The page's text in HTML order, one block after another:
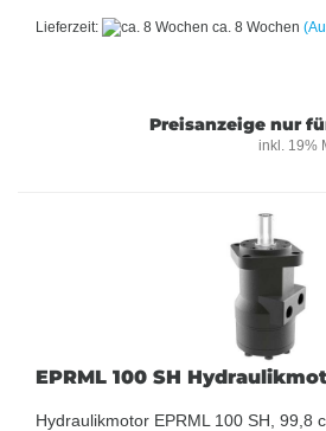
Lieferzeit: ca. 8 Wochen
Preisanzeige nur
inkl. 19%
EPRML 100 SH
Hydraulikmotor EPRML 100 SH, 99,8